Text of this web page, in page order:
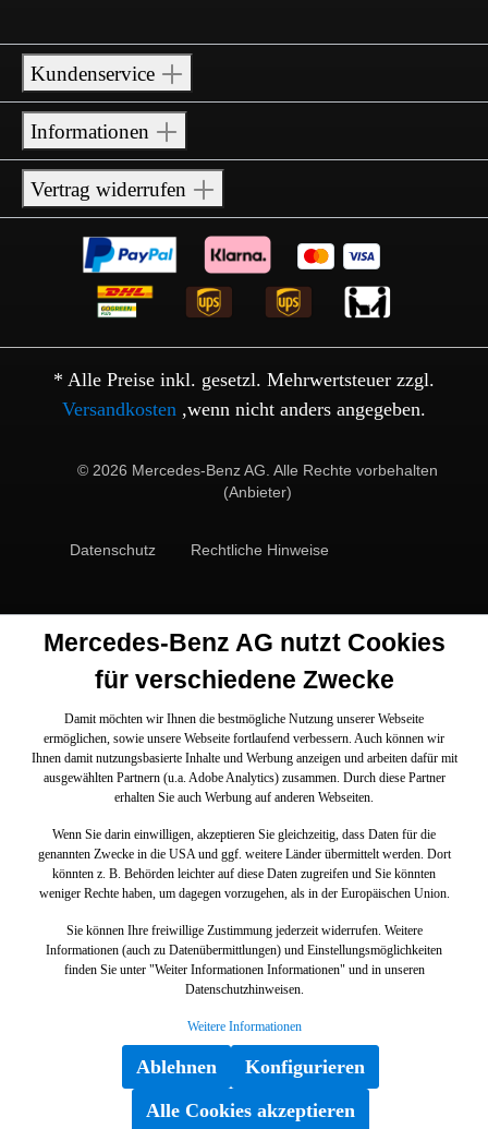
Kundenservice
Informationen
Vertrag widerrufen
* Alle Preise inkl. gesetzl. Mehrwertsteuer zzgl.
Versandkosten ,wenn nicht anders angegeben.
© 2026 Mercedes-Benz AG. Alle Rechte vorbehalten
(Anbieter)
Datenschutz Rechtliche Hinweise
Mercedes-Benz AG nutzt Cookies
für verschiedene Zwecke
Damit möchten wir Ihnen die bestmögliche Nutzung unserer Webseite
ermöglichen, sowie unsere Webseite fortlaufend verbessern. Auch können wir
Ihnen damit nutzungsbasierte Inhalte und Werbung anzeigen und arbeiten dafür mit
ausgewählten Partnern (u.a. Adobe Analytics) zusammen. Durch diese Partner
erhalten Sie auch Werbung auf anderen Webseiten.
Wenn Sie darin einwilligen, akzeptieren Sie gleichzeitig, dass Daten für die
genannten Zwecke in die USA und ggf. weitere Länder übermittelt werden. Dort
könnten z. B. Behörden leichter auf diese Daten zugreifen und Sie könnten
weniger Rechte haben, um dagegen vorzugehen, als in der Europäischen Union.
Sie können Ihre freiwillige Zustimmung jederzeit widerrufen. Weitere
Informationen (auch zu Datenübermittlungen) und Einstellungsmöglichkeiten
finden Sie unter "Weiter Informationen Informationen" und in unseren
Datenschutzhinweisen.
Weitere Informationen
Ablehnen
Konfigurieren
Alle Cookies akzeptieren